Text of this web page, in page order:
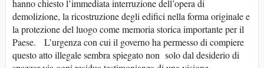
hanno chiesto l’immediata interruzione dell’opera di
demolizione, la ricostruzione degli edifici nella forma originale e
la protezione del luogo come memoria storica importante per il
Paese. L’urgenza con cui il governo ha permesso di compiere
questo atto illegale sembra spiegato non solo dal desiderio di